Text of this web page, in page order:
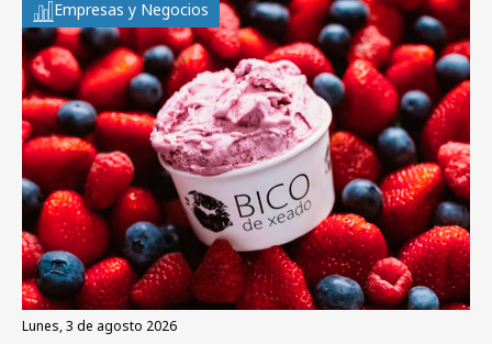
Empresas y Negocios
lunes, 3 de agosto 2026